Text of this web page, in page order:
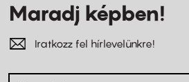
Maradj képben!
Iratkozz fel hírlevelünkre!